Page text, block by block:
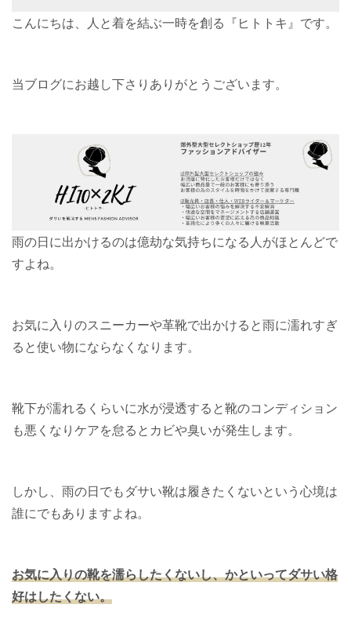
こんにちは、人と着を結ぶ一時を創る『ヒトトキ』です。
当ブログにお越し下さりありがとうございます。
雨の日に出かけるのは億劫な気持ちになる人がほとんどで
すよね。
お気に入りのスニーカーや革靴で出かけると雨に濡れすぎ
ると使い物にならなくなります。
靴下が濡れるくらいに水が浸透すると靴のコンディション
も悪くなりケアを怠るとカビや臭いが発生します。
しかし、雨の日でもダサい靴は履きたくないという心境は
誰にでもありますよね。
お気に入りの靴を濡らしたくないし、かといってダサい格
好はしたくない。